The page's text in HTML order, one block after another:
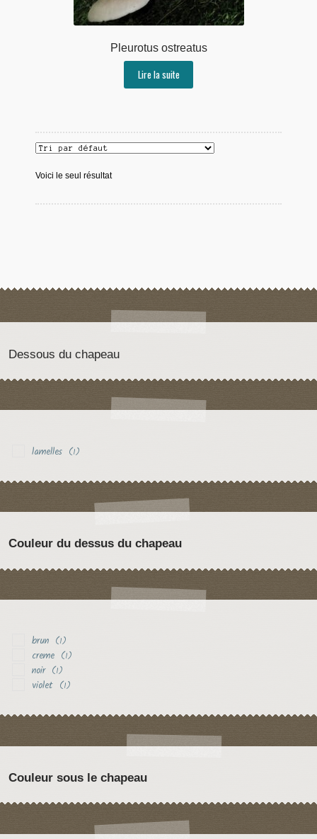
Pleurotus ostreatus
Lire la suite
Voici le seul résultat
Dessous du chapeau
lamelles (1)
Couleur du dessus du chapeau
brun (1)
creme (1)
noir (1)
violet (1)
Couleur sous le chapeau